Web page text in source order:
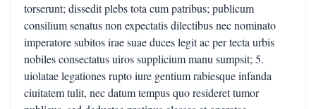
torserunt; dissedit plebs tota cum patribus; publicum
consilium senatus non expectatis dilectibus nec nominato
imperatore subitos irae suae duces legit ac per tecta urbis
nobiles consectatus uiros supplicium manu sumpsit; 5.
uiolatae legationes rupto iure gentium rabiesque infanda
ciuitatem tulit, nec datum tempus quo resideret tumor